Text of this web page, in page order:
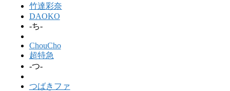
竹達彩奈
DAOKO
-ち-
ChouCho
超特急
-つ-
つばきファ